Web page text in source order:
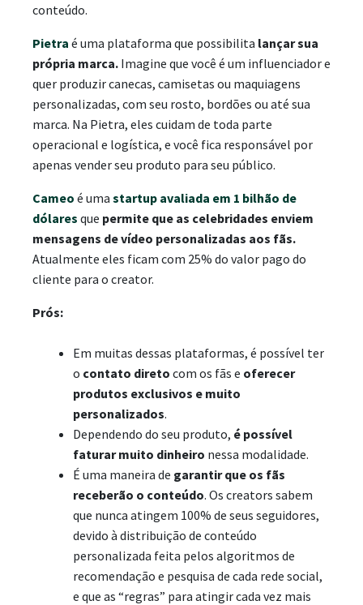
conteúdo.
Pietra é uma plataforma que possibilita lançar sua
própria marca. Imagine que você é um influenciador e
quer produzir canecas, camisetas ou maquiagens
personalizadas, com seu rosto, bordões ou até sua
marca. Na Pietra, eles cuidam de toda parte
operacional e logística, e você fica responsável por
apenas vender seu produto para seu público.
Cameo é uma startup avaliada em 1 bilhão de
dólares que permite que as celebridades enviem
mensagens de vídeo personalizadas aos fãs.
Atualmente eles ficam com 25% do valor pago do
cliente para o creator.
Prós:
Em muitas dessas plataformas, é possível ter
o contato direto com os fãs e oferecer
produtos exclusivos e muito
personalizados.
Dependendo do seu produto, é possível
faturar muito dinheiro nessa modalidade.
É uma maneira de garantir que os fãs
receberão o conteúdo. Os creators sabem
que nunca atingem 100% de seus seguidores,
devido à distribuição de conteúdo
personalizada feita pelos algoritmos de
recomendação e pesquisa de cada rede social,
e que as “regras” para atingir cada vez mais